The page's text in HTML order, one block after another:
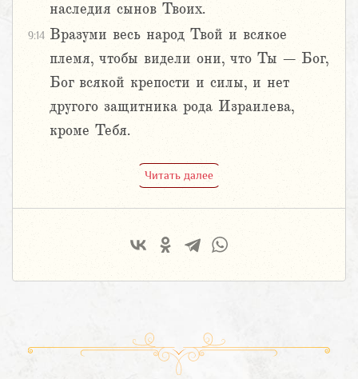
наследия сынов Твоих.
9:14 Вразуми весь народ Твой и всякое
племя, чтобы видели они, что Ты – Бог,
Бог всякой крепости и силы, и нет
другого защитника рода Израилева,
кроме Тебя.
Читать далее